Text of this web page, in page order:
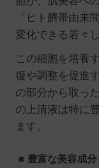
「ヒト臍帯由来
変化できる若々
この細胞を培養
復や調整を促進
の部分から取っ
の上清液は特に
ます。
豊富な美容成分